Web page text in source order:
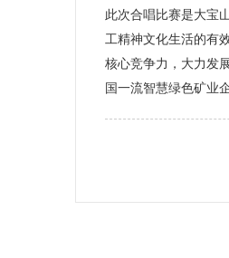
此次合唱比赛是大宝
工精神文化生活的有
核心竞争力，大力发
国一流智慧绿色矿业